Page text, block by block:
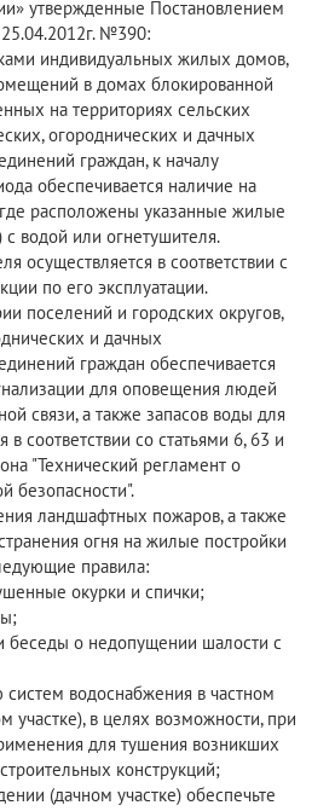
утвержденные Постановлением
№390:
индивидуальных жилых домов,
в домах блокированной
на территориях сельских
огороднических и дачных
граждан, к началу
обеспечивается наличие на
расположены указанные жилые
водой или огнетушителя.
осуществляется в соответствии с
по его эксплуатации.
поселений и городских округов,
и дачных
граждан обеспечивается
для оповещения людей
связи, а также запасов воды для
соответствии со статьями 6, 63 и
"Технический регламент о
безопасности".
ландшафтных пожаров, а также
огня на жилые постройки
правила:
окурки и спички;
беседы о недопущении шалости с
водоснабжения в частном
участке), в целях возможности, при
для тушения возникших
конструкций;
(дачном участке) обеспечьте